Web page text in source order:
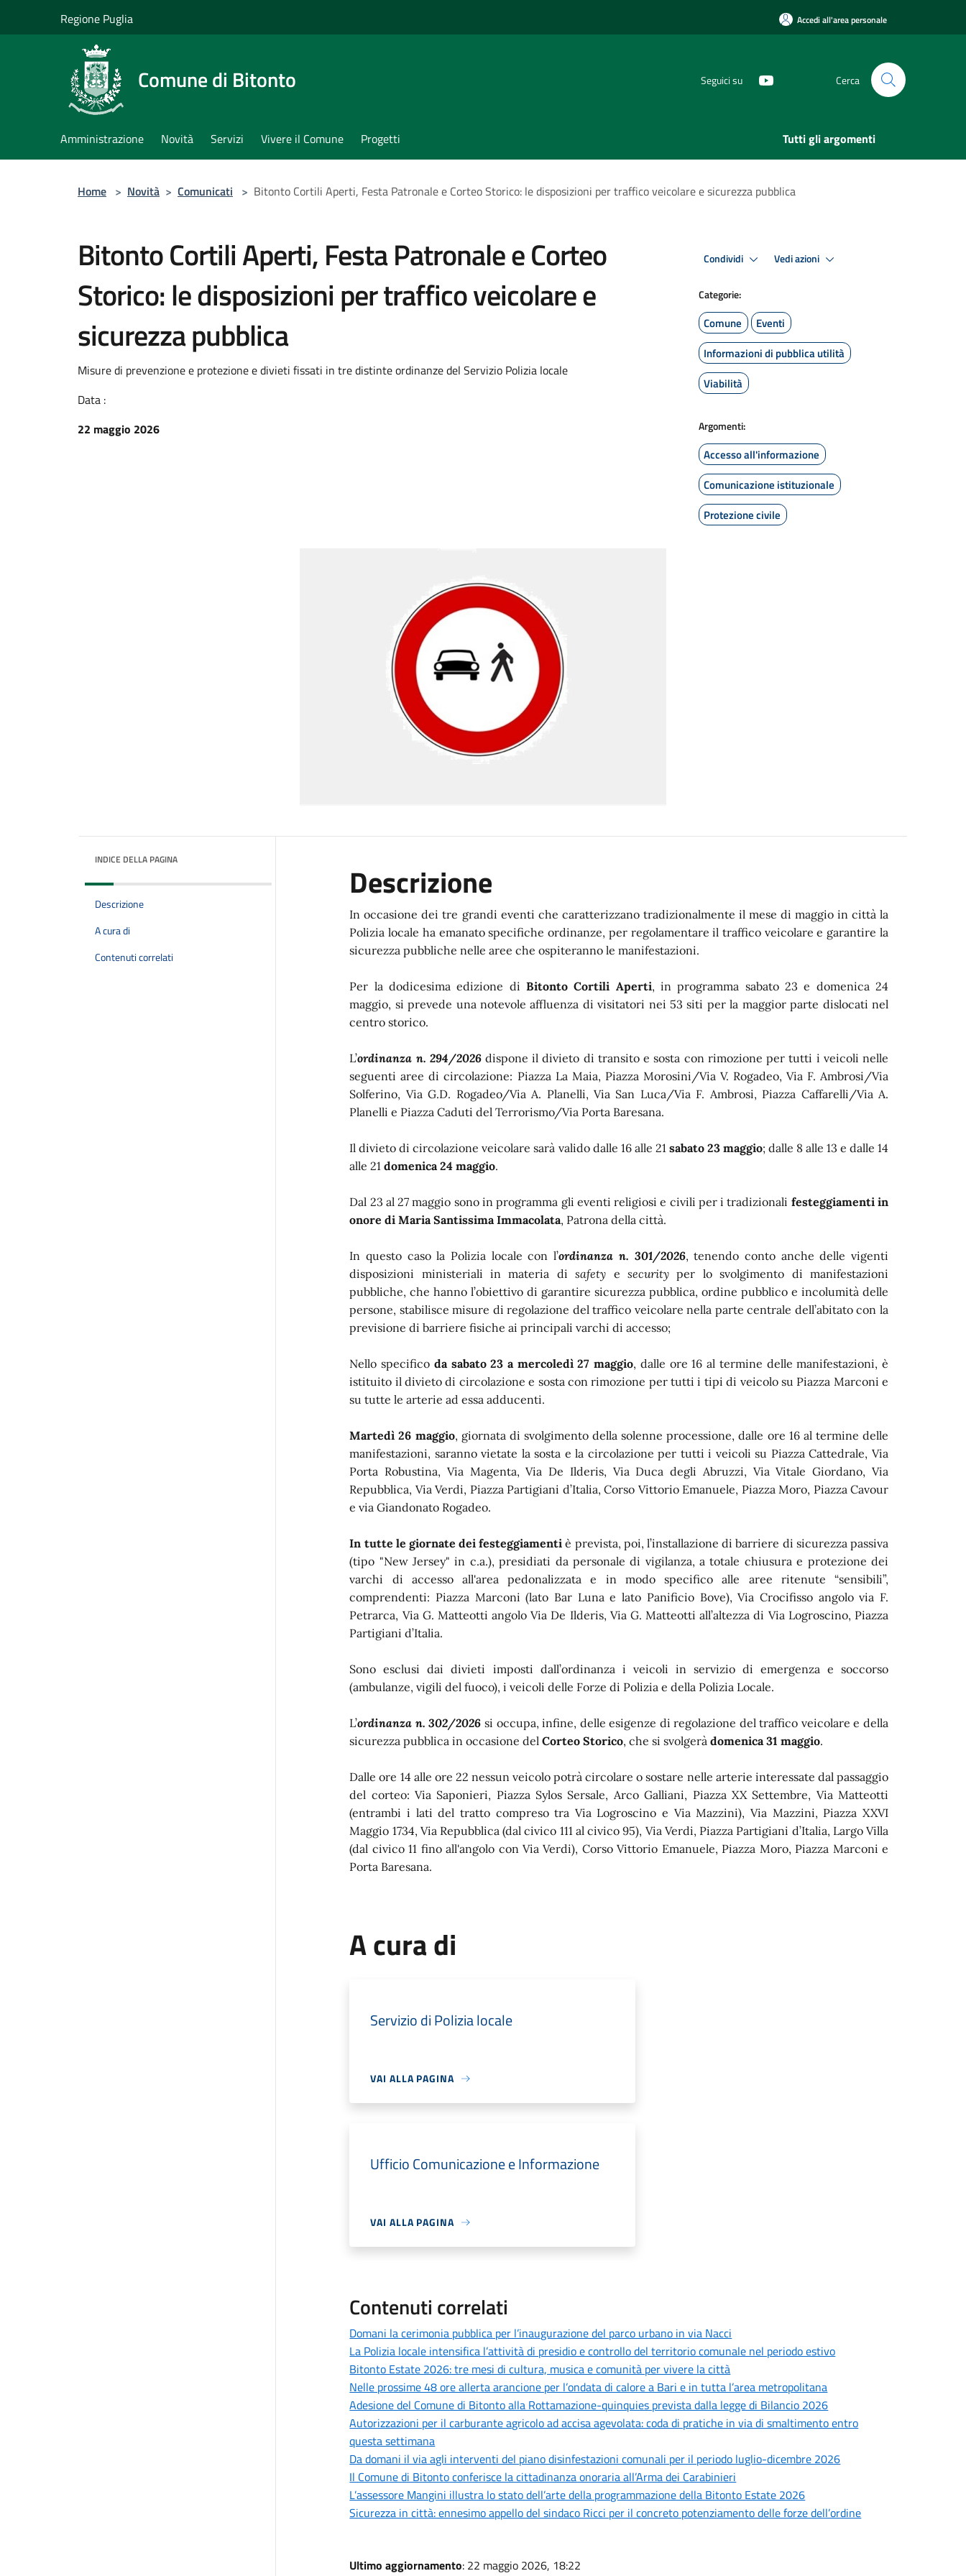
Regione Puglia Accedi all'area personale
Comune di Bitonto Seguici su Cerca
Amministrazione Novità Servizi Vivere il Comune Progetti Tutti gli argomenti
Home > Novità > Comunicati > Bitonto Cortili Aperti, Festa Patronale e Corteo Storico: le disposizioni per traffico veicolare e sicurezza pubblica
Bitonto Cortili Aperti, Festa Patronale e Corteo
Storico: le disposizioni per traffico veicolare e
sicurezza pubblica
Misure di prevenzione e protezione e divieti fissati in tre distinte ordinanze del Servizio Polizia locale
Data :
22 maggio 2026
Condividi Vedi azioni
Categorie:
Comune
Eventi
Informazioni di pubblica utilità
Viabilità
Argomenti:
Accesso all'informazione
Comunicazione istituzionale
Protezione civile
INDICE DELLA PAGINA
Descrizione
A cura di
Contenuti correlati
Descrizione
In occasione dei tre grandi eventi che caratterizzano tradizionalmente il mese di maggio in città la
Polizia locale ha emanato specifiche ordinanze, per regolamentare il traffico veicolare e garantire la
sicurezza pubbliche nelle aree che ospiteranno le manifestazioni.
Per la dodicesima edizione di Bitonto Cortili Aperti, in programma sabato 23 e domenica 24
maggio, si prevede una notevole affluenza di visitatori nei 53 siti per la maggior parte dislocati nel
centro storico.
L’ordinanza n. 294/2026dispone il divieto di transito e sosta con rimozione per tutti i veicoli nelle
seguenti aree di circolazione: Piazza La Maia, Piazza Morosini/Via V. Rogadeo, Via F. Ambrosi/Via
Solferino, Via G.D. Rogadeo/Via A. Planelli, Via San Luca/Via F. Ambrosi, Piazza Caffarelli/Via A.
Planelli e Piazza Caduti del Terrorismo/Via Porta Baresana.
Il divieto di circolazione veicolare sarà valido dalle 16 alle 21 sabato 23 maggio; dalle 8 alle 13 e dalle 14
alle 21domenica 24 maggio.
Dal 23 al 27 maggio sono in programma gli eventi religiosi e civili per i tradizionali festeggiamenti in
onore di Maria Santissima Immacolata, Patrona della città.
In questo caso la Polizia locale con l’ordinanza n. 301/2026, tenendo conto anche delle vigenti
disposizioni ministeriali in materia disafety esecurity per lo svolgimento di manifestazioni
pubbliche, che hanno l’obiettivo di garantire sicurezza pubblica, ordine pubblico e incolumità delle
persone, stabilisce misure di regolazione del traffico veicolare nella parte centrale dell’abitato con la
previsione di barriere fisiche ai principali varchi di accesso;
Nello specifico da sabato 23 a mercoledì 27 maggio, dalle ore 16 al termine delle manifestazioni, è
istituito il divieto di circolazione e sosta con rimozione per tutti i tipi di veicolo su Piazza Marconi e
su tutte le arterie ad essa adducenti.
Martedì 26 maggio, giornata di svolgimento della solenne processione, dalle ore 16 al termine delle
manifestazioni, saranno vietate la sosta e la circolazione per tutti i veicoli su Piazza Cattedrale, Via
Porta Robustina, Via Magenta, Via De Ilderis, Via Duca degli Abruzzi, Via Vitale Giordano, Via
Repubblica, Via Verdi, Piazza Partigiani d’Italia, Corso Vittorio Emanuele, Piazza Moro, Piazza Cavour
e via Giandonato Rogadeo.
In tutte le giornate dei festeggiamenti è prevista, poi, l’installazione di barriere di sicurezza passiva
(tipo "New Jersey" in c.a.), presidiati da personale di vigilanza, a totale chiusura e protezione dei
varchi di accesso all'area pedonalizzata e in modo specifico alle aree ritenute “sensibili”,
comprendenti: Piazza Marconi (lato Bar Luna e lato Panificio Bove), Via Crocifisso angolo via F.
Petrarca, Via G. Matteotti angolo Via De Ilderis, Via G. Matteotti all’altezza di Via Logroscino, Piazza
Partigiani d’Italia.
Sono esclusi dai divieti imposti dall’ordinanza i veicoli in servizio di emergenza e soccorso
(ambulanze, vigili del fuoco), i veicoli delle Forze di Polizia e della Polizia Locale.
L’ordinanza n. 302/2026 si occupa, infine, delle esigenze di regolazione del traffico veicolare e della
sicurezza pubblica in occasione delCorteo Storico, che si svolgeràdomenica 31 maggio.
Dalle ore 14 alle ore 22 nessun veicolo potrà circolare o sostare nelle arterie interessate dal passaggio
del corteo: Via Saponieri, Piazza Sylos Sersale, Arco Galliani, Piazza XX Settembre, Via Matteotti
(entrambi i lati del tratto compreso tra Via Logroscino e Via Mazzini), Via Mazzini, Piazza XXVI
Maggio 1734, Via Repubblica (dal civico 111 al civico 95), Via Verdi, Piazza Partigiani d’Italia, Largo Villa
(dal civico 11 fino all'angolo con Via Verdi), Corso Vittorio Emanuele, Piazza Moro, Piazza Marconi e
Porta Baresana.
A cura di
Servizio di Polizia locale
VAI ALLA PAGINA
Ufficio Comunicazione e Informazione
VAI ALLA PAGINA
Contenuti correlati
Domani la cerimonia pubblica per l’inaugurazione del parco urbano in via Nacci
La Polizia locale intensifica l’attività di presidio e controllo del territorio comunale nel periodo estivo
Bitonto Estate 2026: tre mesi di cultura, musica e comunità per vivere la città
Nelle prossime 48 ore allerta arancione per l’ondata di calore a Bari e in tutta l’area metropolitana
Adesione del Comune di Bitonto alla Rottamazione-quinquies prevista dalla legge di Bilancio 2026
Autorizzazioni per il carburante agricolo ad accisa agevolata: coda di pratiche in via di smaltimento entro
questa settimana
Da domani il via agli interventi del piano disinfestazioni comunali per il periodo luglio-dicembre 2026
Il Comune di Bitonto conferisce la cittadinanza onoraria all’Arma dei Carabinieri
L’assessore Mangini illustra lo stato dell’arte della programmazione della Bitonto Estate 2026
Sicurezza in città: ennesimo appello del sindaco Ricci per il concreto potenziamento delle forze dell’ordine
Ultimo aggiornamento: 22 maggio 2026, 18:22